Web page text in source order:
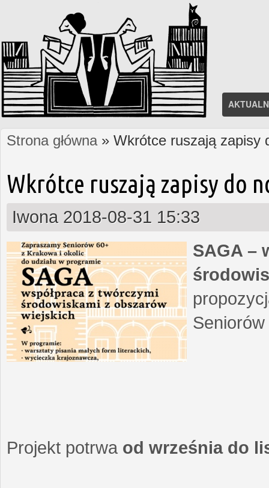
Jesteś tutaj
Strona główna» Wkrótce ruszają zapisy
Wkrótce ruszają zapisy do
Iwona 2018-08-31 15:33
SAGA –
Projekt potrwa od września do